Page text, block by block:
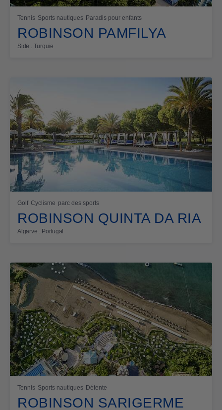
Tennis Sports nautiques Paradis pour enfants
ROBINSON PAMFILYA
Side . Turquie
Golf Cyclisme parc des sports
ROBINSON QUINTA DA RIA
Algarve . Portugal
Tennis Sports nautiques Détente
ROBINSON SARIGERME